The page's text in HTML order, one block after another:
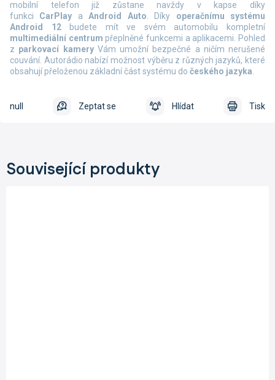
mobilní telefon již zůstane navždy v kapse díky
funkci CarPlay a Android Auto. Díky operačnímu systému
Android 12budete mít ve svém automobilu kompletní
multimediální centrum přeplněné funkcemi a aplikacemi. Pohled
z parkovací kameryVám umožní bezpečné a ničím nerušené
couvání. Autorádio nabízí možnost výběru z různých jazyků, které
obsahují přeloženou základní část systému do českého jazyka.
Tisk
Zeptat se Hlídat
null
Související produkty